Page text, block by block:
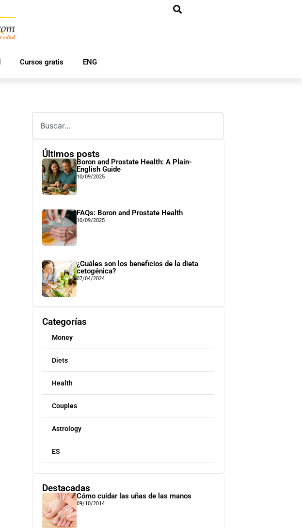
Cursos gratis ENG
Últimos posts
Boron and Prostate Health: A Plain-
English Guide
10/09/2025
FAQs: Boron and Prostate Health
10/09/2025
¿Cuáles son los beneficios de la dieta
cetogénica?
07/04/2024
Categorías
Money
Diets
Health
Couples
Astrology
ES
Destacadas
Cómo cuidar las uñas de las manos
09/10/2014